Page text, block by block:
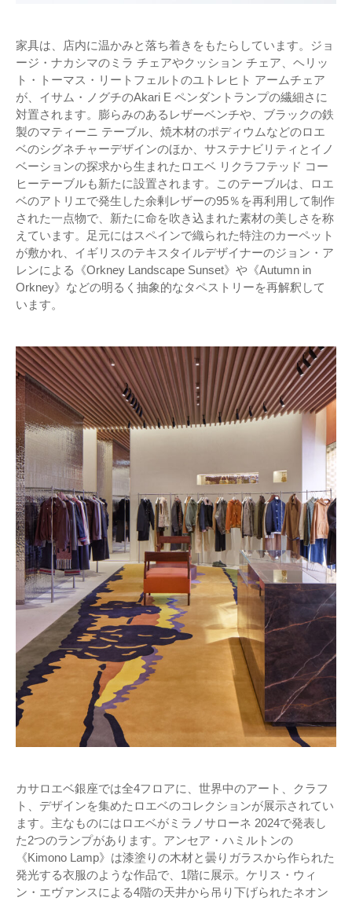
家具は、店内に温かみと落ち着きをもたらしています。ジョ
ージ・ナカシマのミラ チェアやクッション チェア、ヘリッ
ト・トーマス・リートフェルトのユトレヒト アームチェア
が、イサム・ノグチのAkari E ペンダントランプの繊細さに
対置されます。膨らみのあるレザーベンチや、ブラックの鉄
製のマティーニ テーブル、焼木材のポディウムなどのロエ
ベのシグネチャーデザインのほか、サステナビリティとイノ
ベーションの探求から生まれたロエベ リクラフテッド コー
ヒーテーブルも新たに設置されます。このテーブルは、ロエ
ベのアトリエで発生した余剰レザーの95％を再利用して制作
された一点物で、新たに命を吹き込まれた素材の美しさを称
えています。足元にはスペインで織られた特注のカーペット
が敷かれ、イギリスのテキスタイルデザイナーのジョン・ア
レンによる《Orkney Landscape Sunset》や《Autumn in
Orkney》などの明るく抽象的なタペストリーを再解釈して
います。
カサロエベ銀座では全4フロアに、世界中のアート、クラフ
ト、デザインを集めたロエベのコレクションが展示されてい
ます。主なものにはロエベがミラノサローネ 2024で発表し
た2つのランプがあります。アンセア・ハミルトンの
《Kimono Lamp》は漆塗りの木材と曇りガラスから作られた
発光する衣服のような作品で、1階に展示。ケリス・ウィ
ン・エヴァンスによる4階の天井から吊り下げられたネオン